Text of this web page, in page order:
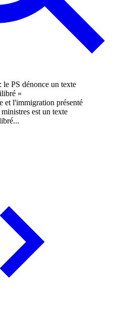
et l'immigration présenté
est un texte